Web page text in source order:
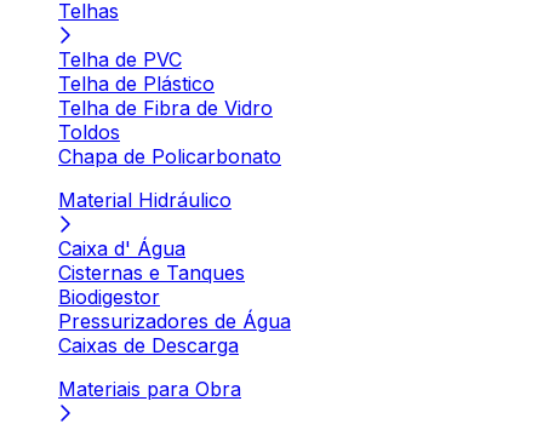
Telhas
Telha de PVC
Telha de Plástico
Telha de Fibra de Vidro
Toldos
Chapa de Policarbonato
Material Hidráulico
Caixa d' Água
Cisternas e Tanques
Biodigestor
Pressurizadores de Água
Caixas de Descarga
Materiais para Obra